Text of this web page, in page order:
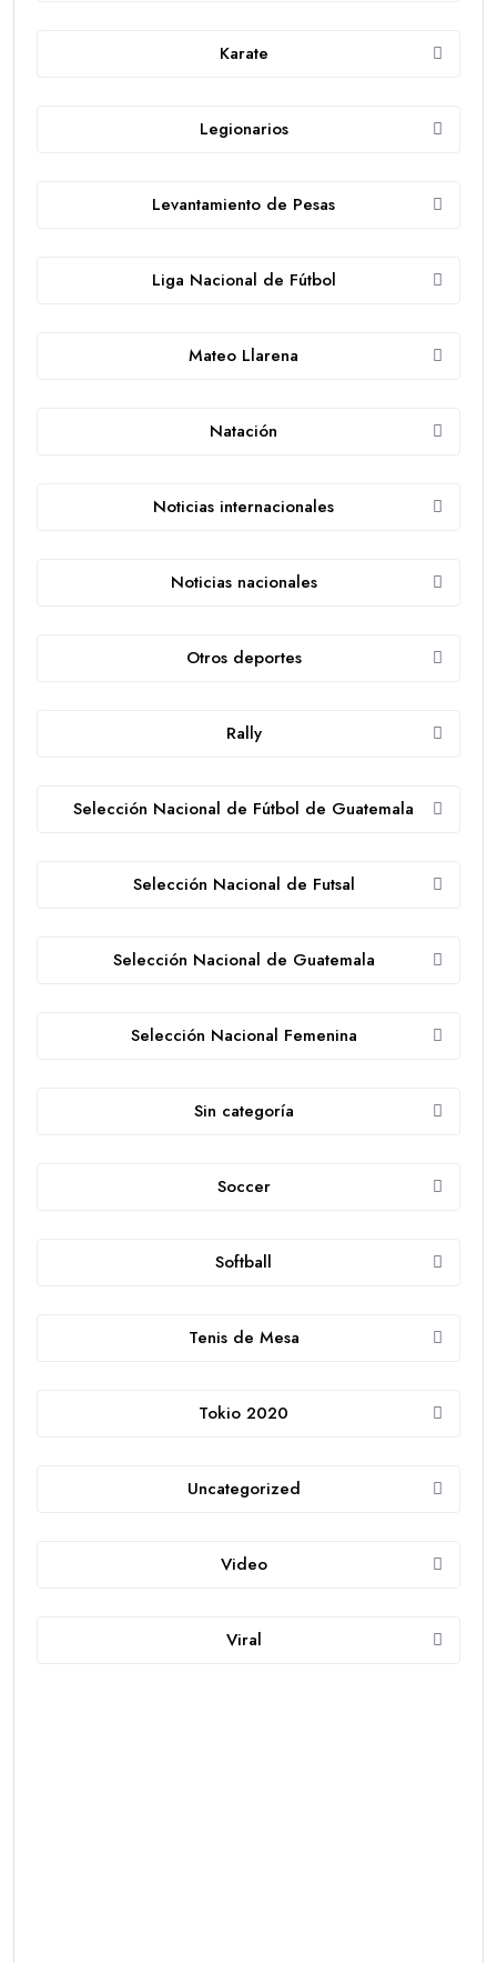
Karate
Legionarios
Levantamiento de Pesas
Liga Nacional de Fútbol
Mateo Llarena
Natación
Noticias internacionales
Noticias nacionales
Otros deportes
Rally
Selección Nacional de Fútbol de Guatemala
Selección Nacional de Futsal
Selección Nacional de Guatemala
Selección Nacional Femenina
Sin categoría
Soccer
Softball
Tenis de Mesa
Tokio 2020
Uncategorized
Video
Viral